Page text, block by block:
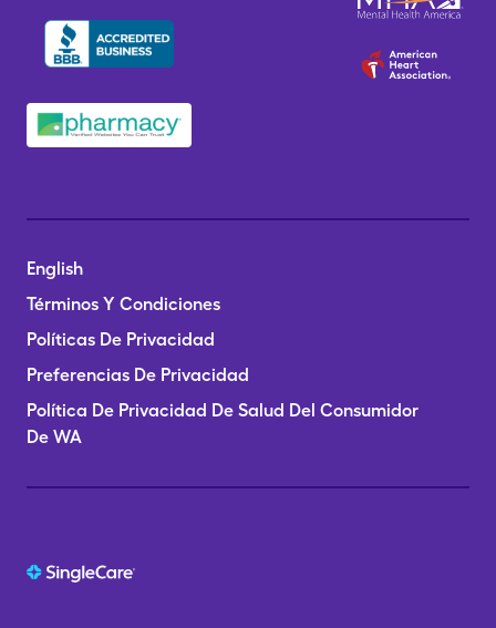
English
Términos Y Condiciones
Políticas De Privacidad
Preferencias De Privacidad
Política De Privacidad De Salud Del Consumidor
De WA